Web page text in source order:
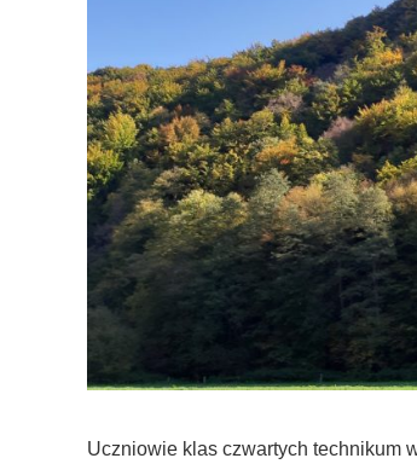
Uczniowie klas czwartych technikum